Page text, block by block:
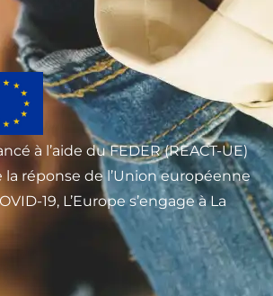
à l’aide du FEDER (REACT-UE)
la réponse de l’Union européenne
19, L’Europe s’engage à La